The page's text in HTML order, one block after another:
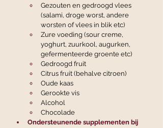
Gezouten en gedroogd vlees
(salami, droge worst, andere
worsten of vlees in blik etc)
Zure voeding (sour creme,
yoghurt, zuurkool, augurken,
gefermenteerde groente etc)
Gedroogd fruit
Citrus fruit (behalve citroen)
Oude kaas
Gerookte vis
Alcohol
Chocolade
Ondersteunende supplementen bij